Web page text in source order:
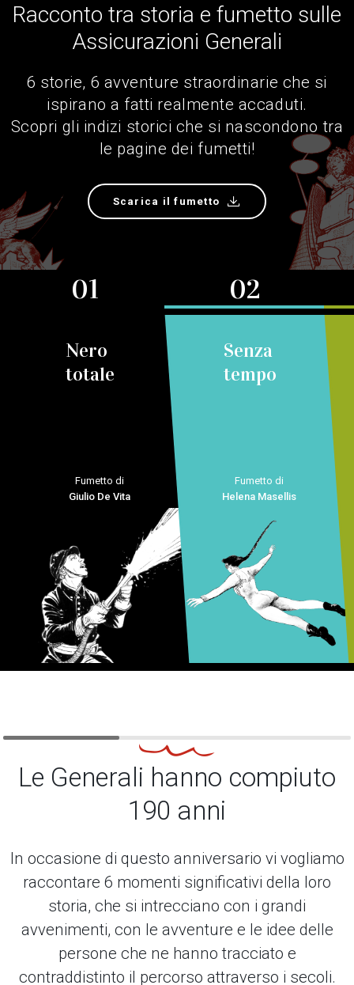
Racconto tra storia e fumetto sulle
Assicurazioni Generali
6 storie, 6 avventure straordinarie che si
ispirano a fatti realmente accaduti.
Scopri gli indizi storici che si nascondono tra
le pagine dei fumetti!
Scarica il fumetto
01
Nero
totale
Fumetto di
Giulio De Vita
02
Senza
tempo
Fumetto di
Helena Masellis
Le Generali hanno compiuto
190 anni
In occasione di questo anniversario vi vogliamo
raccontare 6 momenti significativi della loro
storia, che si intrecciano con i grandi
avvenimenti, con le avventure e le idee delle
persone che ne hanno tracciato e
contraddistinto il percorso attraverso i secoli.